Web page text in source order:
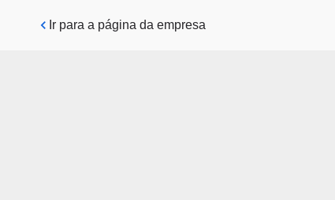
Pular para o conteúdo principal
Ir para a página da empresa